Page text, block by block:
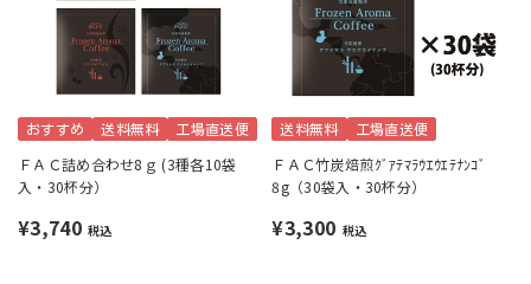
おすすめ 送料無料 工場直送便
ＦＡＣ詰め合わせ8ｇ (3種各10袋
入・30杯分）
¥3,740 税込
送料無料 工場直送便
ＦＡＣ竹炭焙煎ｸﾞｱﾃﾏﾗｳｴｳｴﾃﾅﾝｺﾞ
8g（30袋入・30杯分）
¥3,300 税込